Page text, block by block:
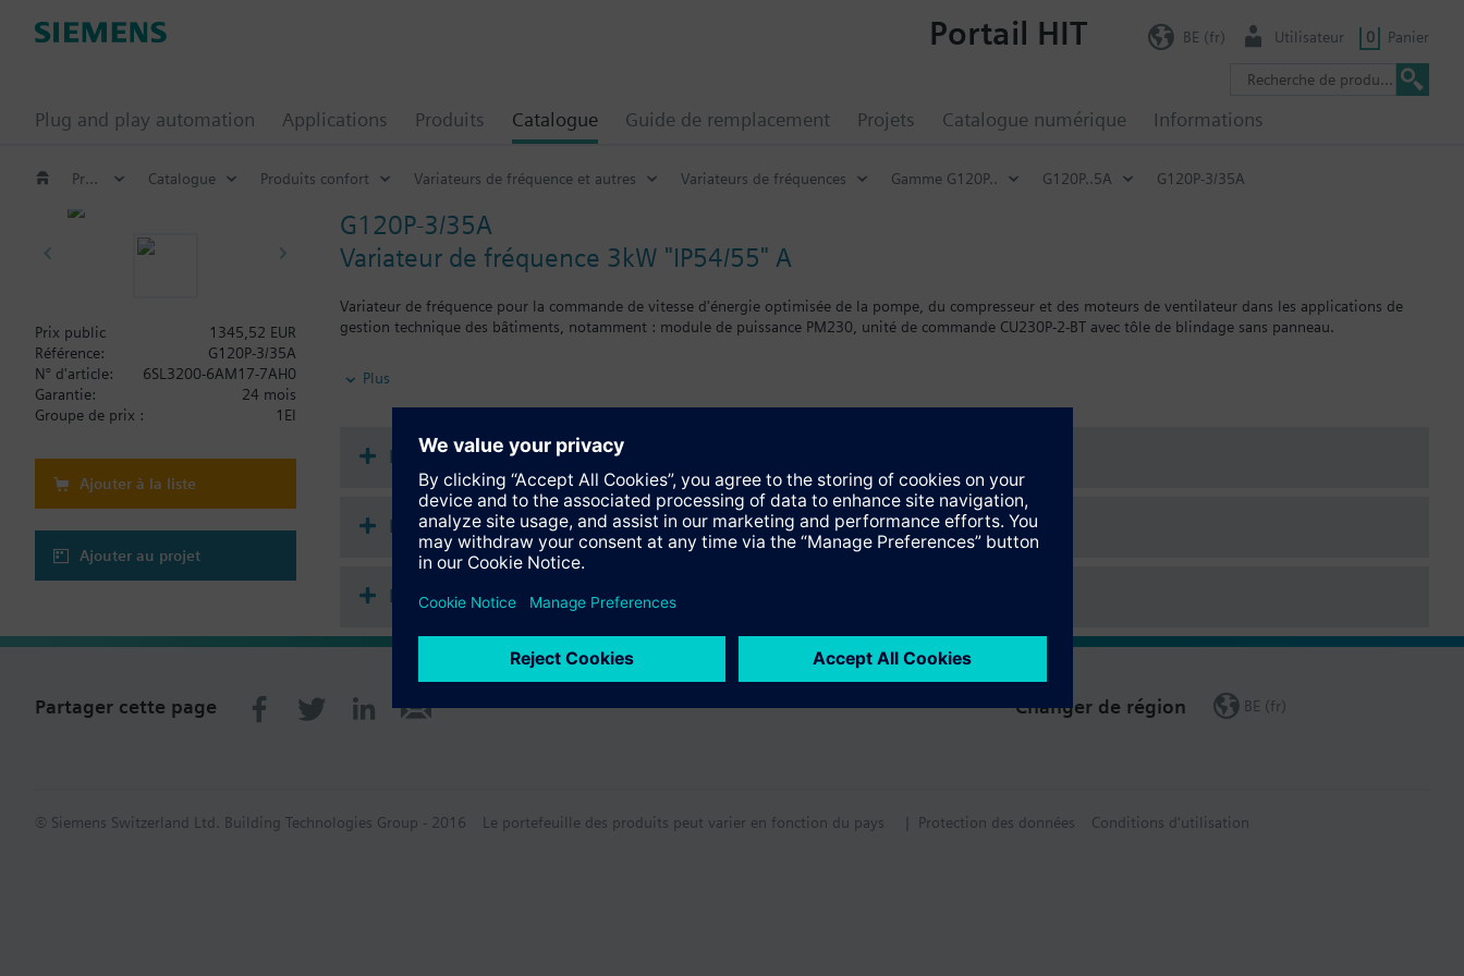
Plug and play automation Applications Produits Catalogue Guide de remplacement Projets Catalogue numérique Informations
Portail HIT BE (fr) Utilisateur 0 Panier
Produits confort Catalogue Produits confort Variateurs de fréquence et autres Variateurs de fréquences Gamme G120P.. G120P..5A G120P-3/35A
G120P-3/35A
Variateur de fréquence 3kW "IP54/55" A
Variateur de fréquence pour la commande de vitesse d'énergie optimisée de la pompe, du compresseur et des moteurs de ventilateur dans les applications de
gestion technique des bâtiments, notamment : module de puissance PM230, unité de commande CU230P-2-BT avec tôle de blindage sans panneau.
Information complémentaire
Lors de l'utilisation d'un BOP-2 ou d'un couvercle d'obturation, la profondeur augmente de 5 mm, et avec une PIO de 15 mm.
Plus
Prix public
1345,52 EUR
Référence:
G120P-3/35A
N° d'article:
6SL3200-6AM17-7AH0
Garantie:
24 mois
Groupe de prix :
1EI
Ajouter à la liste
Ajouter au projet
Documentation
Récapitulatif technique
Module frontal compatible
Partager cette page Changer de région BE (fr)
© Siemens Switzerland Ltd. Building Technologies Group - 2016 Le portefeuille des produits peut varier en fonction du pays | Protection des données Conditions d'utilisation